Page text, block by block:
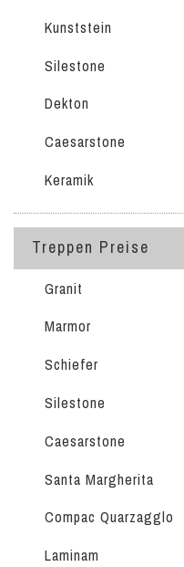
Kunststein
Silestone
Dekton
Caesarstone
Keramik
Treppen Preise
Granit
Marmor
Schiefer
Silestone
Caesarstone
Santa Margherita
Compac Quarzagglo
Laminam